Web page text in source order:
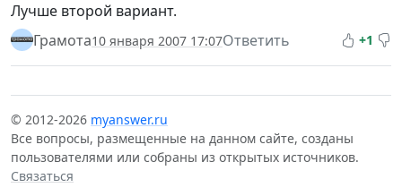
Лучше второй вариант.
Грамота10 января 2007 17:07Ответить +1
© 2012-2026 myanswer.ru
Все вопросы, размещенные на данном сайте, созданы
пользователями или собраны из открытых источников.
Связаться